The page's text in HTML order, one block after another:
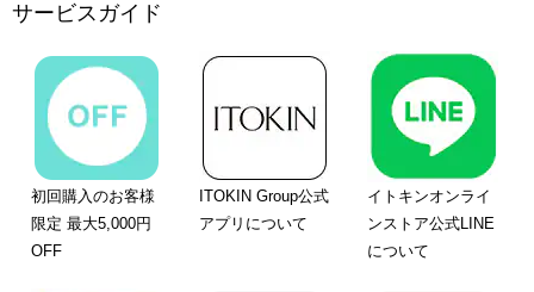
サービスガイド
初回購入のお客様
限定 最大5,000円
OFF
ITOKIN Group公式
アプリについて
イトキンオンライ
ンストア公式LINE
について